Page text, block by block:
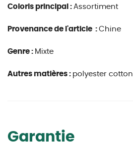
Coloris principal : Assortiment
Provenance de l'article : Chine
Genre : Mixte
Autres matières : polyester cotton
Garantie